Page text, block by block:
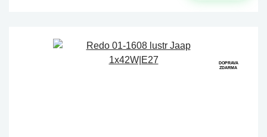
DOPRAVA
ZDARMA